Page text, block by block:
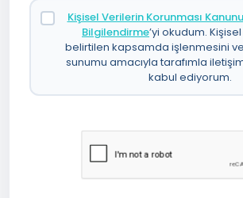
Kişisel Verilerin Korunması Kanunu
Bilgilendirme’yi okudum.
belirtilen kapsamda işlenmesini
sunumu amacıyla tarafımla
kabul ediyorum.